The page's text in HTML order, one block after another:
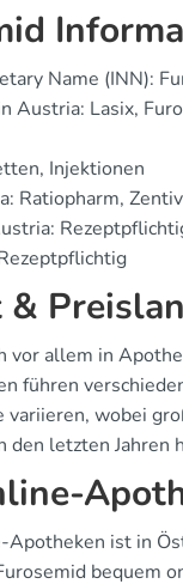
Name (INN):
Austria: Lasix,
Injektionen
Ratiopharm,
vor allem in
führen
variieren, wobei
letzten
Apotheken ist in
bequem